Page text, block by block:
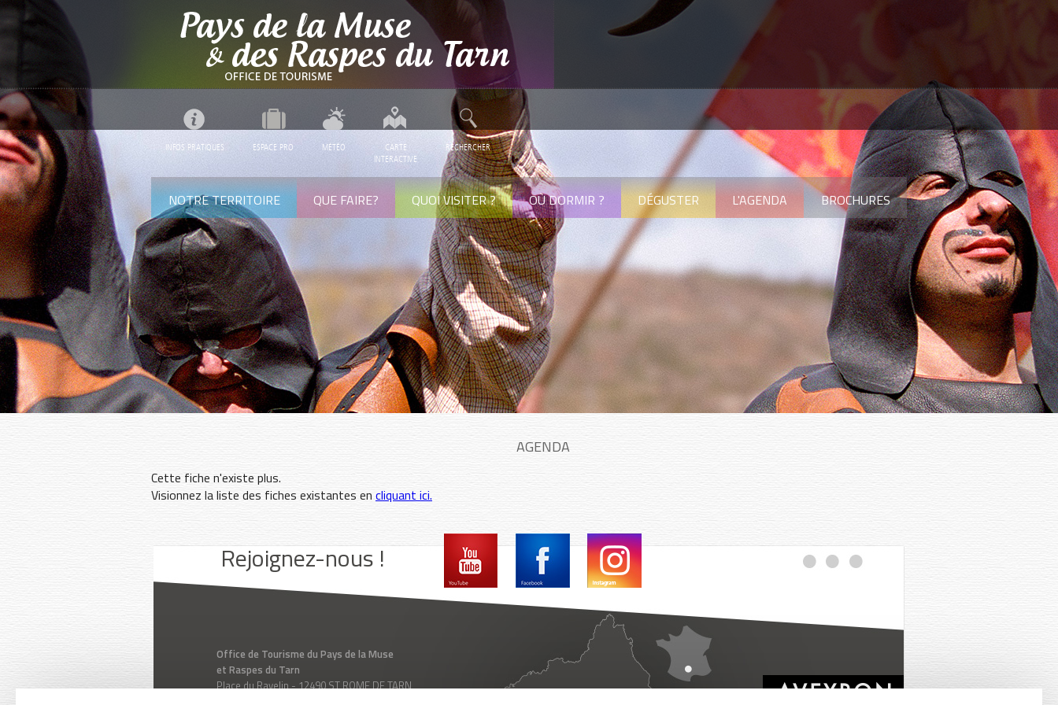
INFOS PRATIQUES ESPACE PRO MÉTÉO
CARTE
INTERACTIVE
RECHERCHER
NOTRE TERRITOIRE QUE FAIRE? QUOI VISITER ? OÙ DORMIR ? DÉGUSTER L'AGENDA BROCHURES
AGENDA
Cette fiche n'existe plus.
Visionnez la liste des fiches existantes en cliquant ici.
Rejoignez-nous !
Facebook Instagram
Office de Tourisme du Pays de la Muse
et Raspes du Tarn
Place du Ravelin - 12490 ST ROME DE TARN